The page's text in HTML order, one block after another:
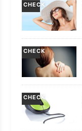
CHECK
CHECK
CHECK